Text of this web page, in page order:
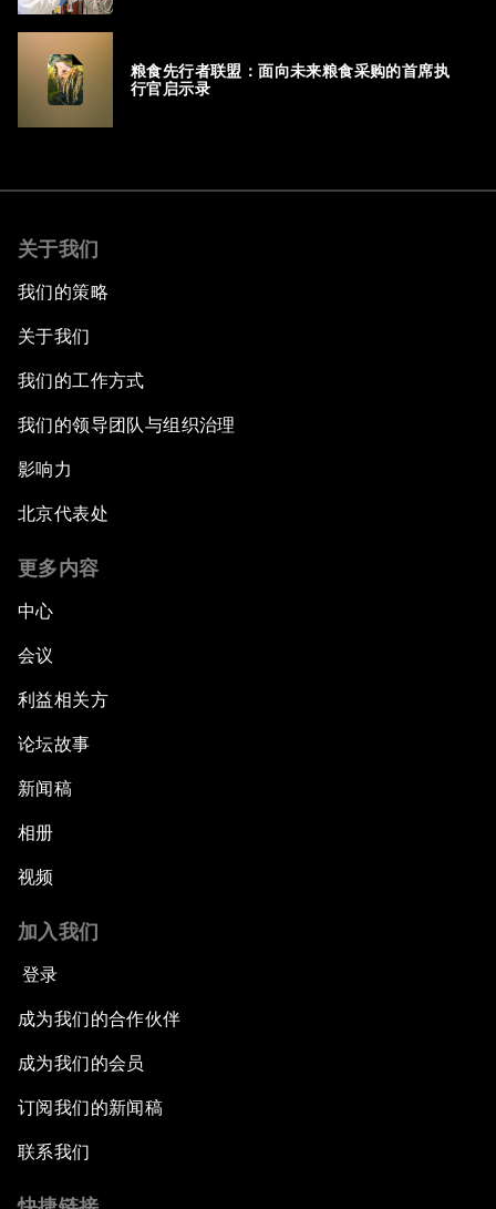
粮食先行者联盟：面向未来粮食采购的首席执
行官启示录
关于我们
我们的策略
关于我们
我们的工作方式
我们的领导团队与组织治理
影响力
北京代表处
更多内容
中心
会议
利益相关方
论坛故事
新闻稿
相册
视频
加入我们
登录
成为我们的合作伙伴
成为我们的会员
订阅我们的新闻稿
联系我们